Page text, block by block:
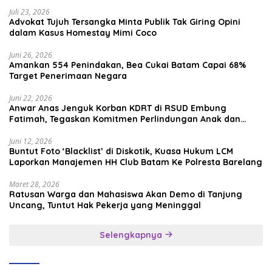
Juli 23, 2026
Advokat Tujuh Tersangka Minta Publik Tak Giring Opini
dalam Kasus Homestay Mimi Coco
Juni 26, 2026
Amankan 554 Penindakan, Bea Cukai Batam Capai 68%
Target Penerimaan Negara
Juni 22, 2026
Anwar Anas Jenguk Korban KDRT di RSUD Embung
Fatimah, Tegaskan Komitmen Perlindungan Anak dan
Juni 12, 2026
Buntut Foto ‘Blacklist’ di Diskotik, Kuasa Hukum LCM
Laporkan Manajemen HH Club Batam Ke Polresta Barelang
Maret 28, 2026
Ratusan Warga dan Mahasiswa Akan Demo di Tanjung
Uncang, Tuntut Hak Pekerja yang Meninggal
Selengkapnya